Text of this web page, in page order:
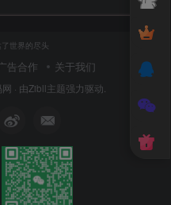
世界的尽头
告合作 关于我们
· 由Zibll主题强力驱动.